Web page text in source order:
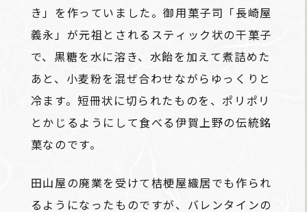
き」を作っていました。御用菓子司「長崎屋
義永」が元祖とされるスティック状の干菓子
で、黒糖を水に溶き、水飴を加えて煮詰めた
あと、小麦粉を混ぜ合わせながらゆっくりと
冷ます。短冊状に切られたものを、ポリポリ
とかじるようにして食べる伊賀上野の伝統銘
菓なのです。
田山屋の廃業を受けて桔梗屋織居でも作られ
るようになったものですが、バレンタインの